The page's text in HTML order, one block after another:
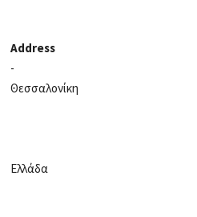
Address
-
Θεσσαλονίκη
Ελλάδα